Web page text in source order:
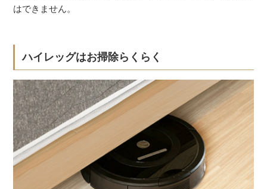
はできません。
ハイレッグはお掃除らくらく